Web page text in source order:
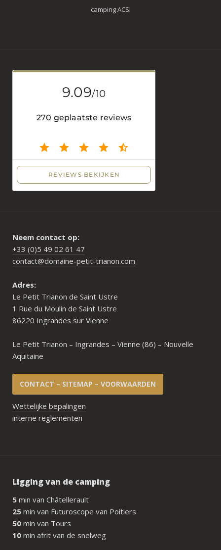
camping ACSI
Neem contact op:
+33 (0)5 49 02 61 47
contact@domaine-petit-trianon.com
Adres:
Le Petit Trianon de Saint Ustre
1 Rue du Moulin de Saint Ustre
86220 Ingrandes sur Vienne
Le Petit Trianon – Ingrandes – Vienne (86) – Nouvelle
Aquitaine
CONTACT – SITEMAP – VOORWAARDEN
Wettelijke bepalingen
interne reglementen
Ligging van de camping
5 min van Châtellerault
25 min van Futuroscope van Poitiers
50 min van Tours
10 min afrit van de snelweg